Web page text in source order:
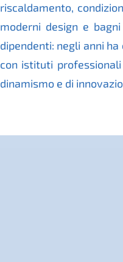
riscaldamento,
moderni design e
dipendenti: negli anni
con istituti
dinamismo e di